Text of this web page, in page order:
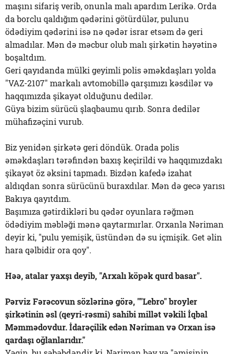
maşını sifariş verib, onunla malı apardım Lerikə. Orda
da borclu qaldığım qədərini götürdülər, pulunu
ödədiyim qədərini isə nə qədər israr etsəm də geri
almadılar. Mən də məcbur olub malı şirkətin həyətinə
boşaltdım.
Geri qayıdanda mülki geyimli polis əməkdaşları yolda
"VAZ-2107" markalı avtomobillə qarşımızı kəsdilər və
haqqımızda şikayət olduğunu dedilər.
Güya bizim sürücü şlaqbaumu qırıb. Sonra dedilər
mühafizəçini vurub.
Biz yenidən şirkətə geri döndük. Orada polis
əməkdaşları tərəfindən baxış keçirildi və haqqımızdakı
şikayət öz əksini tapmadı. Bizdən kafedə izahat
aldıqdan sonra sürücünü buraxdılar. Mən də gecə yarısı
Bakıya qayıtdım.
Başımıza gətirdikləri bu qədər oyunlara rəğmən
ödədiyim məbləği mənə qaytarmırlar. Orxanla Nəriman
deyir ki, "pulu yemişik, üstündən də su içmişik. Get əlin
hara qəlbidir ora qoy".
Həə, atalar yaxşı deyib, "Arxalı köpək qurd basar".
Pərviz Fərəcovun sözlərinə görə, ""Lebro" broyler
şirkətinin əsl (qeyri-rəsmi) sahibi millət vəkili İqbal
Məmmədovdur. İdarəçilik edən Nəriman və Orxan isə
qardaşı oğlanlarıdır."